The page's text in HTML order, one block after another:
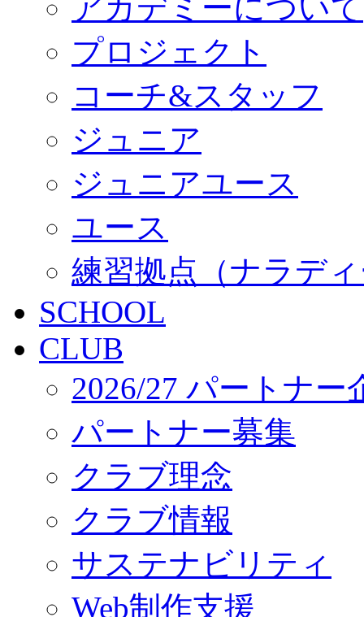
アカデミーについて
プロジェクト
コーチ&スタッフ
ジュニア
ジュニアユース
ユース
練習拠点（ナラデ
SCHOOL
CLUB
2026/27 パートナー
パートナー募集
クラブ理念
クラブ情報
サステナビリティ
Web制作支援